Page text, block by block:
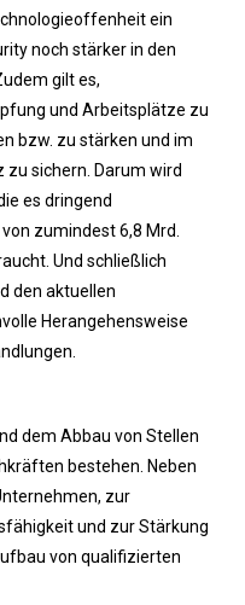
ein
noch stärker in den
gilt es,
und Arbeitsplätze zu
bzw. zu stärken und im
zu sichern. Darum wird
es dringend
zumindest 6,8 Mrd.
Und schließlich
den aktuellen
Herangehensweise
dem Abbau von Stellen
bestehen. Neben
zur
und zur Stärkung
von qualifizierten